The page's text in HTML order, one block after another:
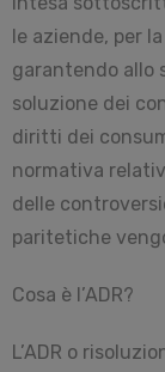
le aziende, per
garantendo allo
soluzione dei
diritti dei
normativa
delle
paritetiche
Cosa è l’ADR?
L’ADR o